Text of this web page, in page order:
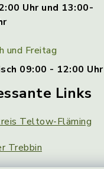
Uhr und 13:00-
und Freitag
09:00 - 12:00 Uhr
Links
Teltow-Fläming
Trebbin